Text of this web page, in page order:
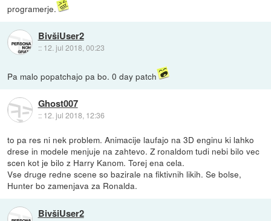
programerje.
BivšiUser2
:: 12. jul 2018, 00:23
Pa malo popatchajo pa bo. 0 day patch
Ghost007
:: 12. jul 2018, 12:36
to pa res ni nek problem. Animacije laufajo na 3D enginu ki lahko
drese in modele menjuje na zahtevo. Z ronaldom tudi nebi bilo vec
scen kot je bilo z Harry Kanom. Torej ena cela.
Vse druge redne scene so bazirale na fiktivnih likih. Se bolse,
Hunter bo zamenjava za Ronalda.
BivšiUser2